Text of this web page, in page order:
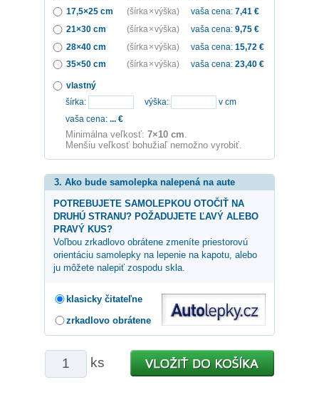
17,5×25 cm
(šírka × výška) vaša cena: 7,41 €
21×30 cm
(šírka × výška) vaša cena: 9,75 €
28×40 cm
(šírka × výška) vaša cena: 15,72 €
35×50 cm
(šírka × výška) vaša cena: 23,40 €
vlastný
šírka:
výška:
v cm
vaša cena: ... €
Minimálna veľkosť: 7×10 cm
Menšiu veľkosť bohužiaľ nemožno vyrobiť.
3. Ako bude samolepka nalepená na aute
POTREBUJETE SAMOLEPKOU OTOČIŤ NA
DRUHÚ STRANU? POŽADUJETE ĽAVÝ ALEBO
PRAVÝ KUS?
Voľbou zrkadlovo obrátene zmeníte priestorovú
orientáciu samolepky na lepenie na kapotu, alebo
ju môžete nalepiť zospodu skla.
klasicky čitateľne
zrkadlovo obrátene
ks